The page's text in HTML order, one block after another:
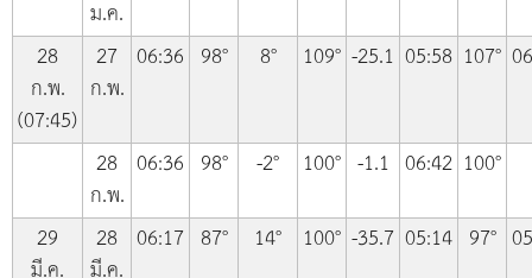
ม.ค.
28
ก.พ.
(07:45)
27
ก.พ.
06:36 98° 8° 109° -25.1 05:58 107°
28
ก.พ.
06:36 98° -2° 100° -1.1 06:42 100°
29
28 06:17 87° 14° 100° -35.7 05:14 97°